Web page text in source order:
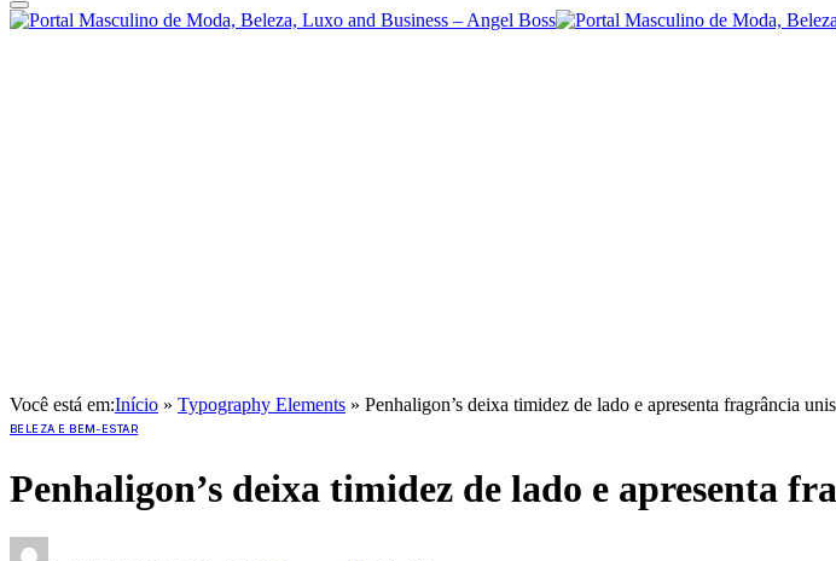
Você está em:Início » Typography Elements » Penhaligon’s deixa timidez de lado e apresenta fragrância
BELEZA E BEM-ESTAR
Penhaligon’s deixa timidez de lado e apresenta